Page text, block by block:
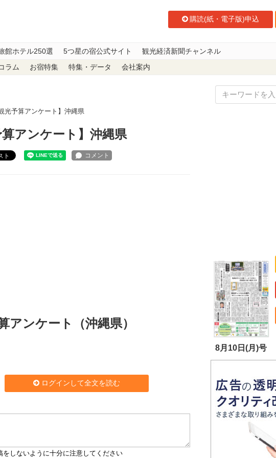
購読(紙・電子版)申込
館ホテル250選 5つ星の宿公式サイト 観光経済新聞チャンネル
ラム お宿特集 特集・データ 会社案内
光予算アンケート】沖縄県
算アンケート】沖縄県
ト
アンケート（沖縄県）
ログインして全文を読む
8月10日(月)号